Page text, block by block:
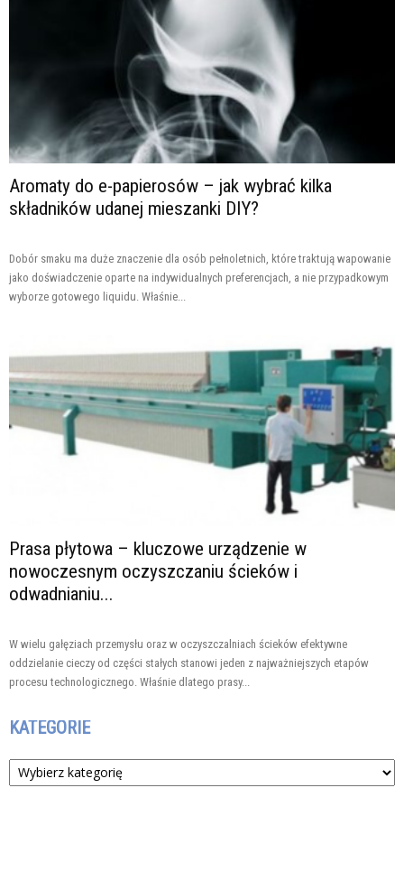
Aromaty do e-papierosów – jak wybrać kilka
składników udanej mieszanki DIY?
Dobór smaku ma duże znaczenie dla osób pełnoletnich, które traktują wapowanie
jako doświadczenie oparte na indywidualnych preferencjach, a nie przypadkowym
wyborze gotowego liquidu. Właśnie...
Prasa płytowa – kluczowe urządzenie w
nowoczesnym oczyszczaniu ścieków i
odwadnianiu...
W wielu gałęziach przemysłu oraz w oczyszczalniach ścieków efektywne
oddzielanie cieczy od części stałych stanowi jeden z najważniejszych etapów
procesu technologicznego. Właśnie dlatego prasy...
KATEGORIE
Kategorie